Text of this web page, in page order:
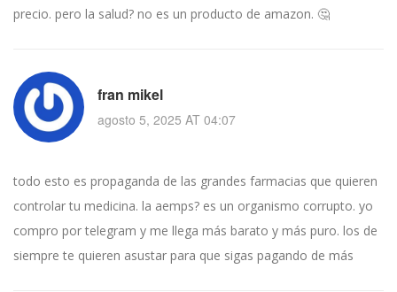
precio. pero la salud? no es un producto de amazon. 🤔
fran mikel
agosto 5, 2025 AT 04:07
todo esto es propaganda de las grandes farmacias que quieren
controlar tu medicina. la aemps? es un organismo corrupto. yo
compro por telegram y me llega más barato y más puro. los de
siempre te quieren asustar para que sigas pagando de más